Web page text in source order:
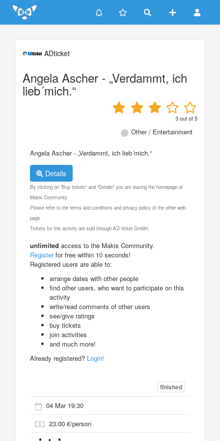
Update cookies preferences
ADticket
Angela Ascher - „Verdammt, ich
lieb´mich.“
3out of5
Other / Entertainment
Angela Ascher - „Verdammt, ich lieb´mich.“
Details
By clicking on "Buy tickets" and "Details" you are leaving the homepage of
Makis Community.
Please refer to the terms and conditions and privacy policy of the other web
page.
Tickets for this activity are sold through AD ticket GmbH.
unlimited access to the Makis Community.
Registerfor free within 10 seconds!
Registered users are able to:
arrange dates with other people
find other users, who want to participate on this
activity
write/read comments of other users
see/give ratings
buy tickets
join activities
and much more!
Already registered? Login!
finished
04 Mar 19:30
23.00 €/person